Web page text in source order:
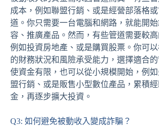
成本，例如聯盟行銷、或是經營部落格或
道。你只需要一台電腦和網路，就能開
容、推廣產品。然而，有些管道需要較高
例如投資房地產、或是購買股票。你可
的財務狀況和風險承受能力，選擇適合
使資金有限，也可以從小規模開始，例
盟行銷、或是販售小型數位產品，累積
金，再逐步擴大投資。
Q3: 如何避免被動收入變成詐騙？